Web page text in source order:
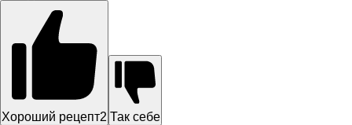
Хороший рецепт2 Так себе